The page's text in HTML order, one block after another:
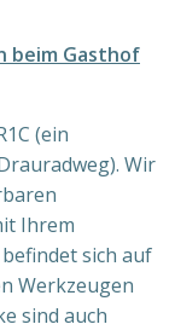
beim Gasthof
(ein
Wir
Ihrem
sich auf
Werkzeugen
sind auch